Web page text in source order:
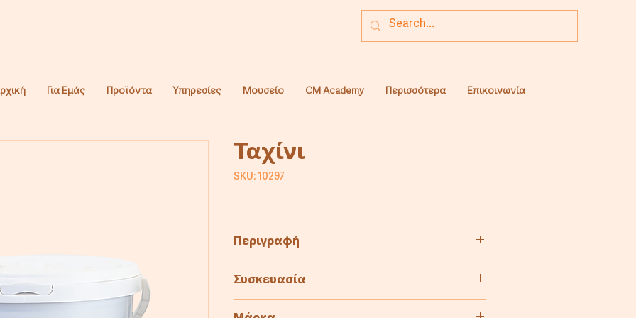
Για Εμάς Προϊόντα Υπηρεσίες Μουσείο CM Academy Περισσότερα Επικοινωνία
Ταχίνι
SKU: 10297
Περιγραφή
Κατάλληλο για ταχινόπιτα.
Συσκευασία